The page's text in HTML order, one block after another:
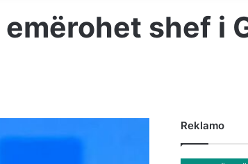
shef i
Reklamo